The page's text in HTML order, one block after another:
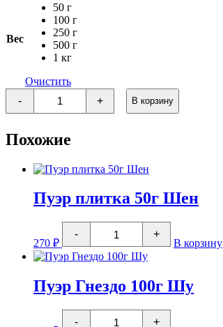
Вес
50 г
100 г
250 г
500 г
1 кг
Очистить
-
Количество
товара
Солнечное
+ В корзину
Похожие
Пуэр плитка 50г Шен
270 ₽
-
Количество
товара
Пуэр
плитка
Шен
+
В корзину
Пуэр Гнездо 100г Шу
-
Количество
+